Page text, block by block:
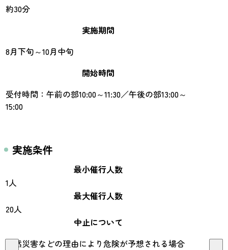
約30分
実施期間
8月下旬～10月中旬
開始時間
受付時間：午前の部10:00～11:30／午後の部13:00～
15:00
実施条件
最小催行人数
1人
最大催行人数
20人
中止について
自然災害などの理由により危険が予想される場合